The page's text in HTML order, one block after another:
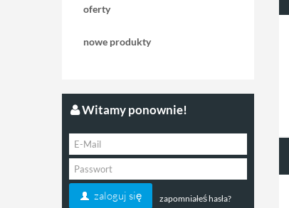
oferty
nowe produkty
Witamy ponownie!
zaloguj się zapomniałeś hasła?